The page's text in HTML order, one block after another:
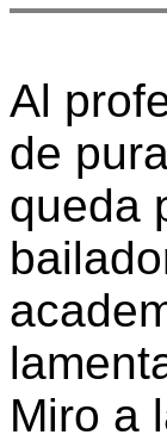
Al
de
queda
Miro a